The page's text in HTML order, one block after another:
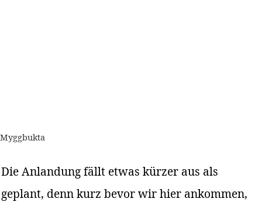
Myggbukta
Die Anlandung fällt etwas kürzer aus als
geplant, denn kurz bevor wir hier ankommen,